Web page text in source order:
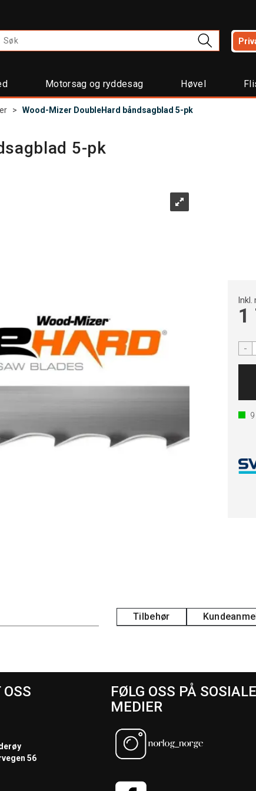
Motorsag og ryddesag Høvel
> Wood-Mizer DoubleHard båndsagblad 5-pk
5-pk
Inkl.
1
-
9
Tilbehør
56
FØLG OSS PÅ SOSIALE
MEDIER